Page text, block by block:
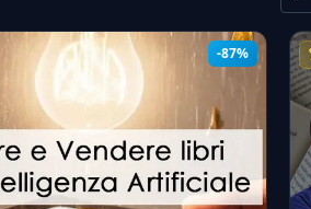
-87%